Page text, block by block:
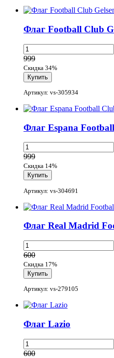
Флаг Football Club
999
Скидка 34%
Артикул: vs-305934
Флаг Espana
999
Скидка 14%
Артикул: vs-304691
Флаг Real Madrid
600
Скидка 17%
Артикул: vs-279105
Флаг Lazio
600